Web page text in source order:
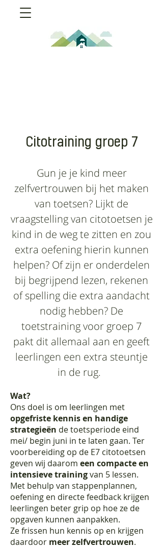
Citotraining groep 7
Gun je je kind meer
zelfvertrouwen bij het maken
van toetsen? Lijkt de
vraagstelling van citotoetsen je
kind in de weg te zitten en zou
extra oefening hierin kunnen
helpen? Of zijn er onderdelen
bij begrijpend lezen, rekenen
of spelling die extra aandacht
nodig hebben? De
toetstraining voor groep 7
pakt dit allemaal aan en geeft
leerlingen een extra steuntje
in de rug.
Wat?
Ons doel is om leerlingen met
opgefriste kennis en handige
strategieën de toetsperiode eind
mei/ begin juni in te laten gaan. Ter
voorbereiding op de E7 citotoetsen
geven wij daarom een compacte en
intensieve trainingvan 5 lessen.
Met behulp van stappenplannen,
oefening en directe feedback krijgen
leerlingen beter grip op hoe ze de
opgaven kunnen aanpakken.
Ze frissen hun kennis op en krijgen
daardoor meer zelfvertrouwen.